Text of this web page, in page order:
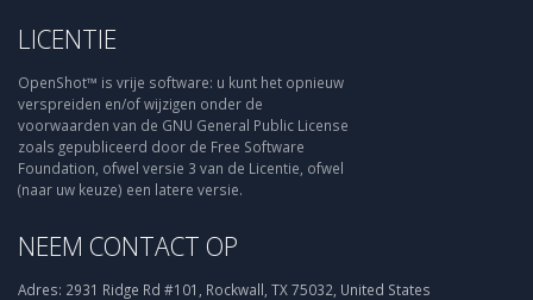
LICENTIE
OpenShot™ is vrije software: u kunt het opnieuw
verspreiden en/of wijzigen onder de
voorwaarden van de GNU General Public License
zoals gepubliceerd door de Free Software
Foundation, ofwel versie 3 van de Licentie, ofwel
(naar uw keuze) een latere versie.
NEEM CONTACT OP
Adres: 2931 Ridge Rd #101, Rockwall, TX 75032, United States